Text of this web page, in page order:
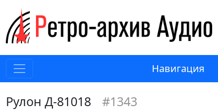
Навигация
Рулон Д-81018 #1343